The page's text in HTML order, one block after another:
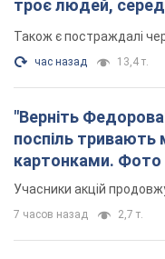
троє людей,
Також є постраждалі
час назад 13,4 т.
"Верніть
поспіль тривають
картонками. Фото
Учасники акцій
7 часов назад 2,7 т.